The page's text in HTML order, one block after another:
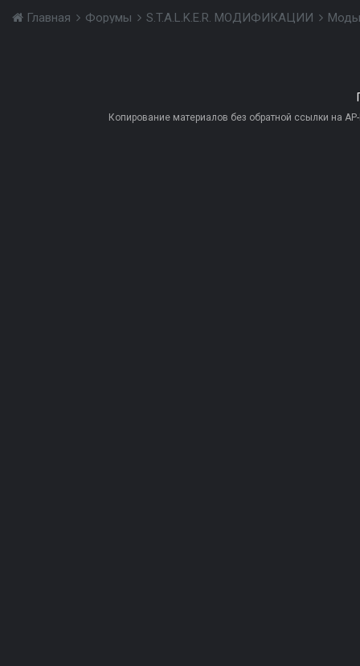
Главная Форумы S.T.A.L.K.E.R. МОДИФИКАЦИИ
Копирование материалов без обратной ссылки на